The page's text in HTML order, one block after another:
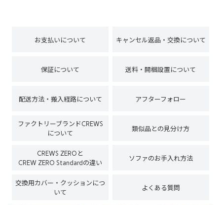
お支払いについて キャンセル返品・交換について
保証について 送料・開梱設置について
配送方法・搬入経路について アフターフォロー
ファクトリーブランドCREWS
について
類似品との見分け方
CREWS ZEROと
CREW ZERO Standardの違い
ソファのお手入れ方法
交換用カバー・クッションにつ
いて
よくある質問